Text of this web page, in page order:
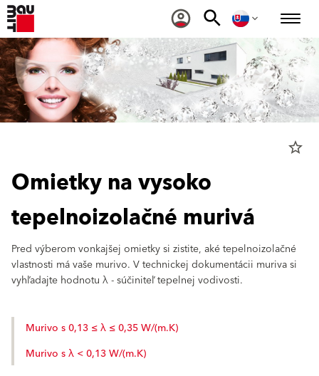
star_border
Omietky na vysoko
tepelnoizolačné murivá
Pred výberom vonkajšej omietky si zistite, aké tepelnoizolačné
vlastnosti má vaše murivo. V technickej dokumentácii muriva si
vyhľadajte hodnotu λ - súčiniteľ tepelnej vodivosti.
Murivo s 0,13 ≤ λ ≤ 0,35 W/(m.K)
Murivo s λ < 0,13 W/(m.K)